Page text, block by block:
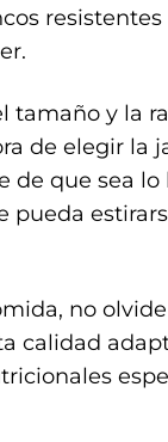
tamaño y la
de elegir la
de que sea lo
pueda
no
calidad